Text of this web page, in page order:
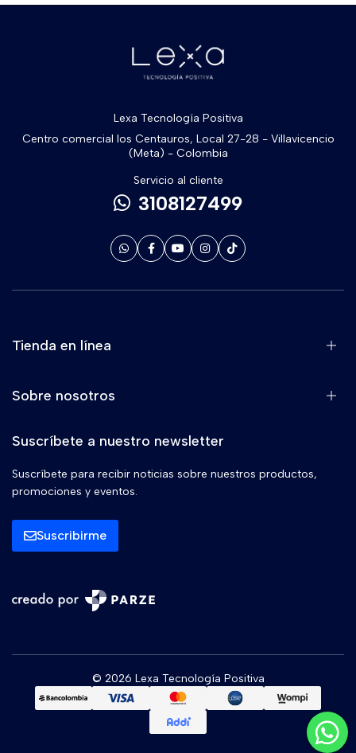
Lexa Tecnología Positiva
Centro comercial los Centauros, Local 27-28 - Villavicencio
(Meta) - Colombia
Servicio al cliente
3108127499
Tienda en línea
Sobre nosotros
Suscríbete a nuestro newsletter
Suscríbete para recibir noticias sobre nuestros productos,
promociones y eventos.
Suscribirme
© 2026 Lexa Tecnología Positiva